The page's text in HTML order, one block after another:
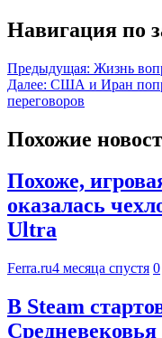
Навигация по
Предыдущая: Жизнь
Далее: США и Иран
переговоров
Похожие
Похоже,
оказалась
Ultra
Ferra.ru4 месяца спустя 0
В Steam